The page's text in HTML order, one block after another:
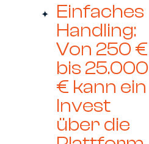
Einfaches
Handling:
Von 250 €
bis 25.000
€ kann ein
Invest
über die